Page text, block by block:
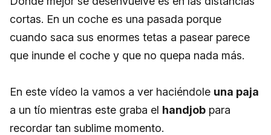
cortas. En un coche es una pasada porque
cuando saca sus enormes tetas a pasear parece
que inunde el coche y que no quepa nada más.
En este vídeo la vamos a ver haciéndole una paja
a un tío mientras este graba el handjob para
recordar tan sublime momento.